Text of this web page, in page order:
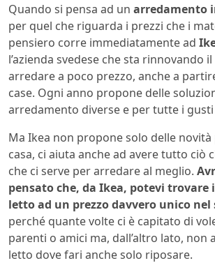
Quando si pensa ad un arredamento
per quel che riguarda i prezzi che i
pensiero corre immediatamente ad
l’azienda svedese che sta rinnovando
arredare a poco prezzo, anche a
case. Ogni anno propone delle
arredamento diverse e per tutte i gusti
Ma Ikea non propone solo delle
casa, ci aiuta anche ad avere tutto ciò
che ci serve per arredare al meglio.
pensato che, da Ikea, potevi trovare
letto ad un prezzo davvero unico nel
perché quante volte ci è capitato di
parenti o amici ma, dall’altro lato, non
letto dove fari anche solo riposare.